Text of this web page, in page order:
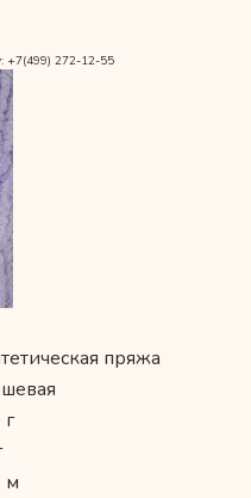
+7(499) 272-12-55
пряжа
м